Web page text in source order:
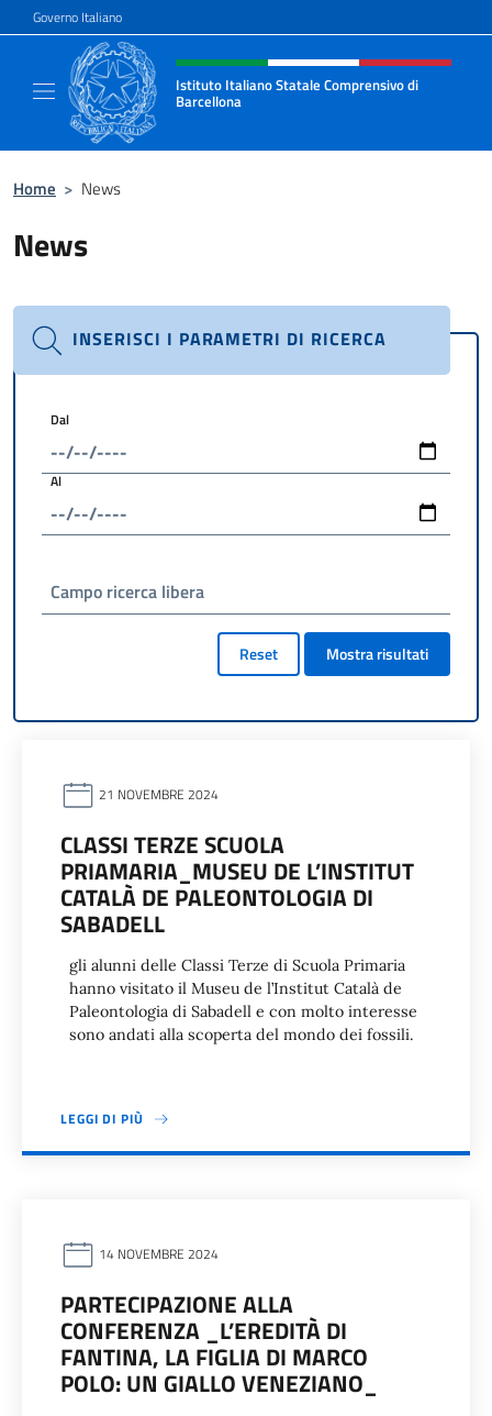
Salta al contenuto
Governo Italiano
Intestazione sito, social e menù
Istituto Italiano Statale Comprensivo di
Barcellona
Home > News
News
INSERISCI I PARAMETRI DI RICERCA
Dal
Al
Campo ricerca libera
Reset Mostra risultati
21 NOVEMBRE 2024
CLASSI TERZE SCUOLA
PRIAMARIA_MUSEU DE L’INSTITUT
CATALÀ DE PALEONTOLOGIA DI
SABADELL
gli alunni delle Classi Terze di Scuola Primaria
hanno visitato il Museu de l’Institut Català de
Paleontologia di Sabadell e con molto interesse
sono andati alla scoperta del mondo dei fossili.
LEGGI DI PIÙ
14 NOVEMBRE 2024
PARTECIPAZIONE ALLA
CONFERENZA _L’EREDITÀ DI
FANTINA, LA FIGLIA DI MARCO
POLO: UN GIALLO VENEZIANO_